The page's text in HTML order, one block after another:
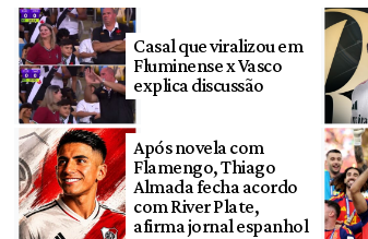
Casal que viralizou em
Fluminense x Vasco
explica discussão
Após novela com
Flamengo, Thiago
Almada fecha acordo
com River Plate,
afirma jornal espanhol